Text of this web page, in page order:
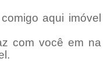
aqui imóvel
com você em na